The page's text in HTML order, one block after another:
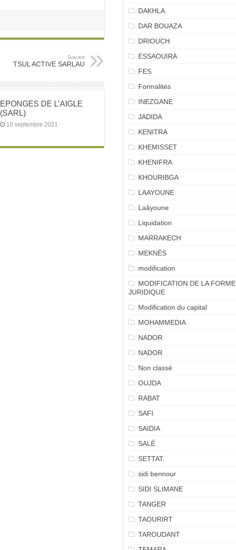
Suivant
TSUL ACTIVE SARLAU
EPONGES DE L’AIGLE
(SARL)
10 septembre 2021
DAKHLA
DAR BOUAZA
DRIOUCH
ESSAOUIRA
FES
Formalités
INEZGANE
JADIDA
KENITRA
KHEMISSET
KHENIFRA
KHOURIBGA
LAAYOUNE
Laâyoune
Liquidation
MARRAKECH
MEKNÈS
modification
MODIFICATION DE LA FORME
JURIDIQUE
Modification du capital
MOHAMMEDIA
NADOR
NADOR
Non classé
OUJDA
RABAT
SAFI
SAIDIA
SALÉ
SETTAT.
sidi bennour
SIDI SLIMANE
TANGER
TAOURIRT
TAROUDANT